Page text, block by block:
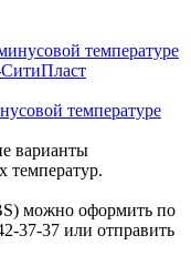
температуре
варианты
температур.
можно оформить по
37-37 или отправить